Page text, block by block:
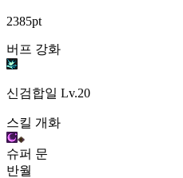
2385pt
버프 강화
신검합일 Lv.20
스킬 개화
슈퍼 문
반월